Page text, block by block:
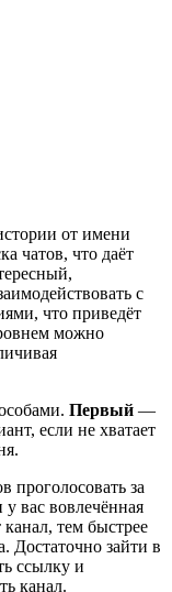
от имени
чатов, что даёт
с
что приведёт
можно
Первый —
если не хватает
проголосовать за
вас вовлечённая
тем быстрее
Достаточно зайти в
ссылку и
канал.